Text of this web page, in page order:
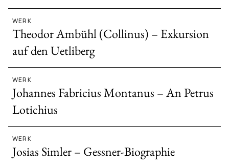
WERK
Theodor Ambühl (Collinus) – Exkursion
auf den Uetliberg
WERK
Johannes Fabricius Montanus – An Petrus
Lotichius
WERK
Josias Simler – Gessner-Biographie